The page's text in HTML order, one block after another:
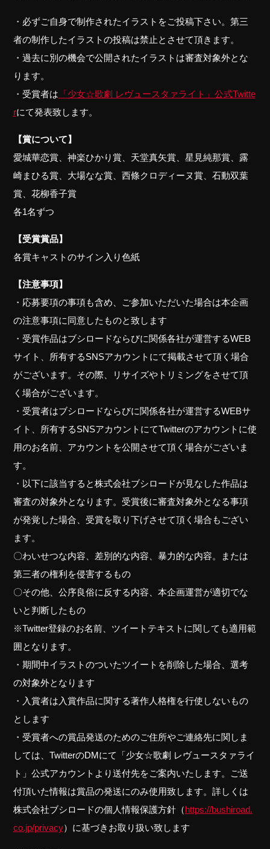
・必ずご自身で制作されたイラストをご投稿下さい。第三
者の制作したイラストの投稿は禁止とさせて頂きます。
・過去に別の機会で公開されたイラストは審査対象外とな
ります。
・受賞者は 「少女☆歌劇 レヴュースタァライト」公式Twitte
rにて発表致します。
【賞について】
愛城華恋賞、神楽ひかり賞、天堂真矢賞、星見純那賞、露
崎まひる賞、大場なな賞、西條クロディーヌ賞、石動双葉
賞、花柳香子賞
各1名ずつ
【受賞賞品】
各賞キャストのサイン入り色紙
【注意事項】
・応募要項の事項も含め、ご参加いただいた場合は本企画
の注意事項に同意したものと致します
・受賞作品はブシロードならびに関係各社が運営するWEB
サイト、所有するSNSアカウントにて掲載させて頂く場合
がございます。その際、リサイズやトリミングをさせて頂
く場合がございます。
・受賞者はブシロードならびに関係各社が運営するWEBサ
イト、所有するSNSアカウントにてTwitterのアカウントに使
用のお名前、アカウントを公開させて頂く場合がございま
す。
・以下に該当すると株式会社ブシロードが見なした作品は
審査の対象外となります。受賞後に審査対象外となる事項
が発覚した場合、受賞を取り下げさせて頂く場合もござい
ます。
〇わいせつな内容、差別的な内容、暴力的な内容。または
第三者の権利を侵害するもの
〇その他、公序良俗に反する内容、本企画運営が適切でな
いと判断したもの
※Twitter登録のお名前、ツイートテキストに関しても適用範
囲となります。
・期間中イラストのついたツイートを削除した場合、選考
の対象外となります
・入賞者は入賞作品に関する著作人格権を行使しないもの
とします
・受賞者への賞品発送のためのご住所やご連絡先に関しま
しては、TwitterのDMにて「少女☆歌劇 レヴュースタァライ
ト」公式アカウントより送付先をご案内いたします。ご送
付頂いた情報は賞品の発送にのみ使用致します。詳しくは
株式会社ブシロードの個人情報保護方針（https://bushiroad.
co.jp/privacy）に基づきお取り扱い致します